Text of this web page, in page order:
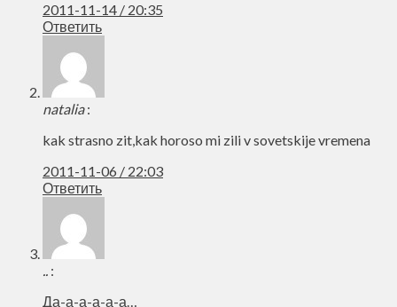
2011-11-14 / 20:35
Ответить
natalia :
kak strasno zit,kak horoso mi zili v sovetskije vremena
2011-11-06 / 22:03
Ответить
.. :
Да-а-а-а-а-а…